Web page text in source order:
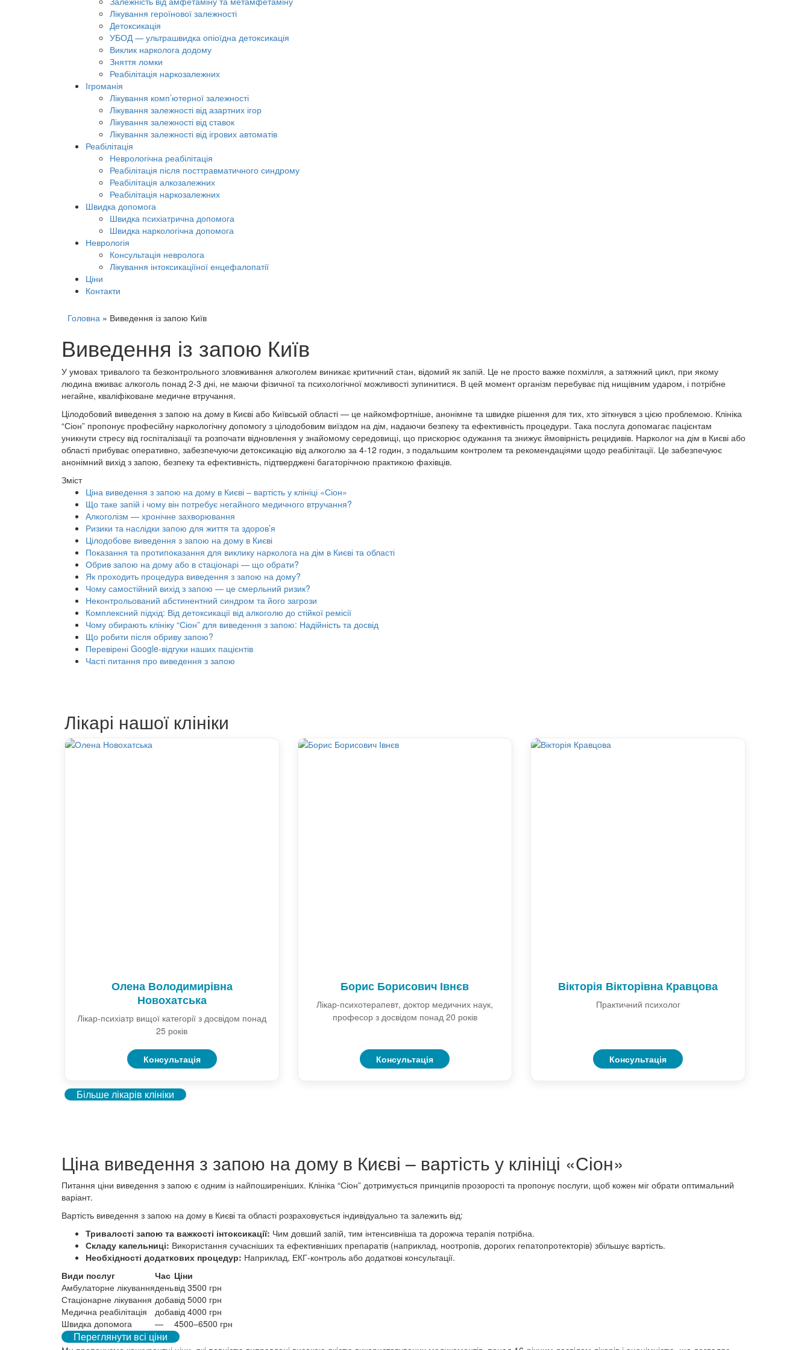
Лікування героїнової залежності
Детоксикація
УБОД — ультрашвидка опіоїдна детоксикація
Виклик нарколога додому
Зняття ломки
Реабілітація наркозалежних
Ігроманія
Лікування комп’ютерної залежності
Лікування залежності від азартних ігор
Лікування залежності від ставок
Лікування залежності від ігрових автоматів
Реабілітація
Неврологічна реабілітація
Реабілітація після посттравматичного синдрому
Реабілітація алкозалежних
Реабілітація наркозалежних
Швидка допомога
Швидка психіатрична допомога
Швидка наркологічна допомога
Неврологія
Консультація невролога
Лікування інтоксикаціїної енцефалопатії
Ціни
Контакти
Головна » Виведення із запою Київ
Виведення із запою Київ
У умовах тривалого та безконтрольного зловживання алкоголем виникає критичний стан, відомий як запій. Це не просто важке похмілля, а затяжний цикл, при якому
людина вживає алкоголь понад 2-3 дні, не маючи фізичної та психологічної можливості зупинитися. В цей момент організм перебуває під нищівним ударом, і потрібне
негайне, кваліфіковане медичне втручання.
Цілодобовий виведення з запою на дому в Києві або Київській області — це найкомфортніше, анонімне та швидке рішення для тих, хто зіткнувся з цією проблемою. Клініка
“Сіон” пропонує професійну наркологічну допомогу з цілодобовим виїздом на дім, надаючи безпеку та ефективність процедури. Така послуга допомагає пацієнтам
уникнути стресу від госпіталізації та розпочати відновлення у знайомому середовищі, що прискорює одужання та знижує ймовірність рецидивів. Нарколог на дім в Києві або
області прибуває оперативно, забезпечуючи детоксикацію від алкоголю за 4-12 годин, з подальшим контролем та рекомендаціями щодо реабілітації. Це забезпечуює
анонімний вихід з запою, безпеку та ефективність, підтверджені багаторічною практикою фахівців.
Зміст
Ціна виведення з запою на дому в Києві – вартість у клініці «Сіон»
Що таке запій і чому він потребує негайного медичного втручання?
Алкоголізм — хронічне захворювання
Ризики та наслідки запою для життя та здоров’я
Цілодобове виведення з запою на дому в Києві
Показання та протипоказання для виклику нарколога на дім в Києві та області
Обрив запою на дому або в стаціонарі — що обрати?
Як проходить процедура виведення з запою на дому?
Чому самостійний вихід з запою — це смерльний ризик?
Неконтрольований абстинентний синдром та його загрози
Комплексний підхід: Від детоксикації від алкоголю до стійкої ремісії
Чому обирають клініку “Сіон” для виведення з запою: Надійність та досвід
Що робити після обриву запою?
Перевірені Google-відгуки наших пацієнтів
Часті питання про виведення з запою
Лікарі нашої клініки
Олена Володимирівна
Новохатська
Лікар-психіатр вищої категорії з досвідом понад
25 років
Консультація
Борис Борисович Івнєв
Лікар-психотерапевт, доктор медичних наук,
професор з досвідом понад 20 років
Консультація
Вікторія Вікторівна Кравцова
Практичний психолог
Консультація
Більше лікарів клініки
Ціна виведення з запою на дому в Києві – вартість у клініці «Сіон»
Питання ціни виведення з запою є одним із найпоширеніших. Клініка “Сіон” дотримується принципів прозорості та пропонує послуги, щоб кожен міг обрати оптимальний
варіант.
Вартість виведення з запою на дому в Києві та області розраховується індивідуально та залежить від:
Тривалості запою та важкості інтоксикації: Чим довший запій, тим інтенсивніша та дорожча терапія потрібна.
Складу капельниці: Використання сучасніших та ефективніших препаратів (наприклад, ноотропів, дорогих гепатопротекторів) збільшує вартість.
Необхідності додаткових процедур: Наприклад, ЕКГ-контроль або додаткові консультації.
Види послуг
Час Ціни
Амбулаторне лікуванняденьвід 3500 грн
Стаціонарне лікування добавід 5000 грн
Медична реабілітація
добавід 4000 грн
Швидка допомога
— 4500–6500 грн
Переглянути всі ціни